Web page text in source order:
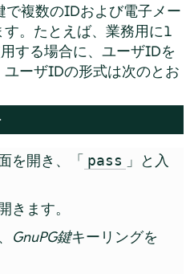
複数のIDおよび電子メー
。たとえば、業務用に1
する場合に、ユーザIDを
ーザIDの形式は次のとお
を開き、「 pass 」と入
きます。
GnuPG鍵キーリングを